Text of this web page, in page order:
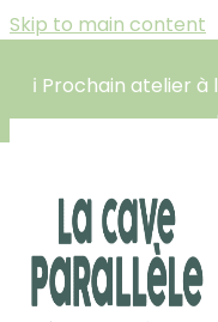
Skip to main content
ℹ️ Prochain atelier à